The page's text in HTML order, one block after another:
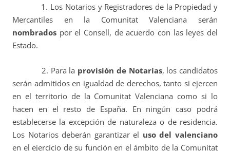
1. Los Notarios y Registradores de la Propiedad y
Mercantiles en la Comunitat Valenciana serán
nombrados por el Consell, de acuerdo con las leyes del
Estado.
2. Para la provisión de Notarías, los candidatos
serán admitidos en igualdad de derechos, tanto si ejercen
en el territorio de la Comunitat Valenciana como si lo
hacen en el resto de España. En ningún caso podrá
establecerse la excepción de naturaleza o de residencia.
Los Notarios deberán garantizar el uso del valenciano
en el ejercicio de su función en el ámbito de la Comunitat